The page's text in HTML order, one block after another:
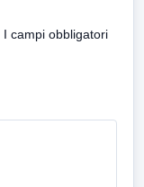
I campi obbligatori